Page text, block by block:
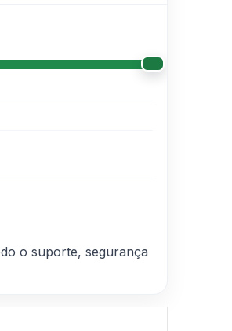
o suporte, segurança